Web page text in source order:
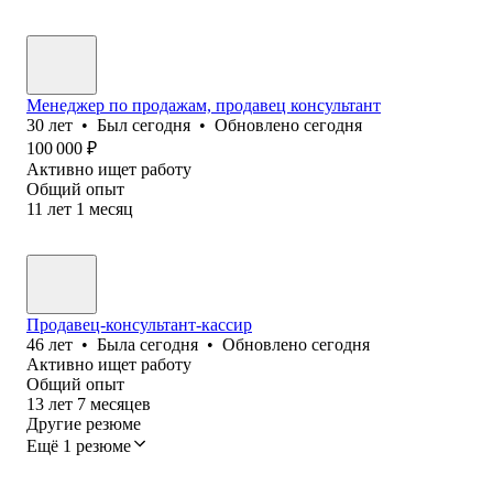
Менеджер по продажам, продавец консультант
30 лет • Был сегодня • Обновлено сегодня
100 000 ₽
Активно ищет работу
Общий опыт
11 лет 1 месяц
Продавец-консультант-кассир
46 лет • Была сегодня • Обновлено сегодня
Активно ищет работу
Общий опыт
13 лет 7 месяцев
Другие резюме
Ещё 1 резюме